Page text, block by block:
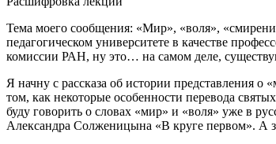
Тема моего сообщения: «Мир», «воля»,
педагогическом университете в качестве
комиссии РАН, ну это… на самом деле,
Я начну с рассказа об истории представления
том, как некоторые особенности перевода
буду говорить о словах «мир» и «воля» уже в
Александра Солженицына «В круге первом». А